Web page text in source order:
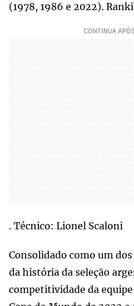
(1978, 1986 e 2022).
. Técnico: Lionel Scaloni
Consolidado como um
da história da seleção
competitividade da